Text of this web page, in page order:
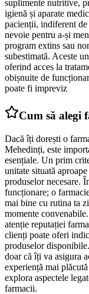
suplimente nutritive,
igienă și aparate
pacienții, indiferent de
nevoie pentru a-și
program extins sau
subestimată. Aceste
oferind acces la
obișnuite de
poate fi impreviz
Cum să alegi
Dacă îți dorești o
Mehedinți, este
esențiale. Un prim
unitate situată
produselor necesare.
funcționare; o
mai bine cu rutina ta
momente
atenție reputației
clienți poate oferi
produselor
doar că îți va asigura
experiență mai
explora aspectele
farmacii.